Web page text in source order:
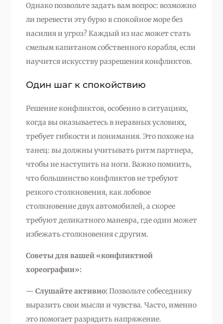
Однако позвольте задать вам вопрос: возможно
ли перевести эту бурю в спокойное море без
насилия и угроз? Каждый из нас может стать
смелым капитаном собственного корабля, если
научится искусству разрешения конфликтов.
Один шаг к спокойствию
Решение конфликтов, особенно в ситуациях,
когда вы оказываетесь в неравных условиях,
требует гибкости и понимания. Это похоже на
танец: вы должны учитывать ритм партнера,
чтобы не наступить на ноги. Важно помнить,
что большинство конфликтов не требуют
резкого столкновения, как лобовое
столкновение двух автомобилей, а скорее
требуют деликатного маневра, где один может
избежать столкновения с другим.
Советы для вашей «конфликтной
хореографии»:
— Слушайте активно: Позвольте собеседнику
выразить свои мысли и чувства. Часто, именно
это помогает разрядить напряжение.